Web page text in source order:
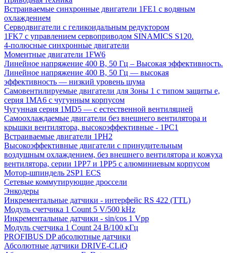
Встраиваемые синхронные двигатели 1FE1 с водяным
охлаждением
Серводвигатели с геликоидальным редуктором
1FK7 с управлением сервоприводом SINAMICS S120.
4-полюсные синхронные двигатели
Моментные двигатели 1FW6
Линейное напряжение 400 В, 50 Гц – Высокая эффективность.
Линейное напряжение 400 В, 50 Гц — высокая
эффективность — низкий уровень шума
Самовентилируемые двигатели для Зоны 1 с типом защиты e,
серия 1MA6 с чугунным корпусом
Чугунная серия 1MD5 — с естественной вентиляцией
Самоохлаждаемые двигатели без внешнего вентилятора и
крышки вентилятора, высокоэффективные - 1PC1
Встраиваемые двигатели 1PH2
Высокоэффективные двигатели с принудительным
воздушным охлаждением, без внешнего вентилятора и кожуха
вентилятора, серии 1PP7 и 1PP5 с алюминиевым корпусом
Мотор-шпиндель 2SP1 ECS
Сетевые коммутирующие дроссели
Энкодеры
Инкрементальные датчики - интерфейс RS 422 (TTL)
Модуль счетчика 1 Count 5 V/500 kHz
Инкрементальные датчики - sin/cos 1 Vpp
Модуль счетчика 1 Count 24 В/100 кГц
PROFIBUS DP абсолютные датчики
Абсолютные датчики DRIVE-CLiQ